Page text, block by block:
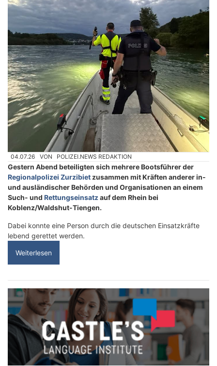
04.07.26 VON POLIZEI.NEWS REDAKTION
Gestern Abend beteiligten sich mehrere Bootsführer der
Regionalpolizei Zurzibiet zusammen mit Kräften anderer in-
und ausländischer Behörden und Organisationen an einem
Such- und Rettungseinsatzauf dem Rhein bei
Koblenz/Waldshut-Tiengen.
Dabei konnte eine Person durch die deutschen Einsatzkräfte
lebend gerettet werden.
Weiterlesen